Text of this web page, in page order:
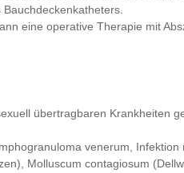
eine operative Therapie mit
übertragbaren Krankheiten
venerum, Infektion
Molluscum contagiosum